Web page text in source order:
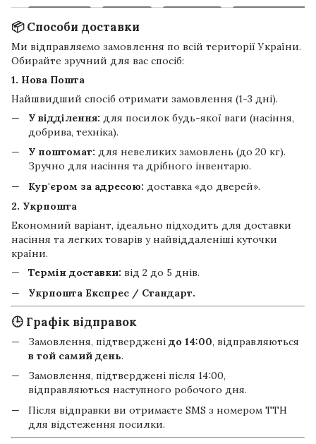
📦 Способи доставки
Ми відправляємо замовлення по всій території України.
Обирайте зручний для вас спосіб:
1. Нова Пошта
Найшвидший спосіб отримати замовлення (1-3 дні).
У відділення: для посилок будь-якої ваги (насіння,
добрива, техніка).
У поштомат: для невеликих замовлень (до 20 кг).
Зручно для насіння та дрібного інвентарю.
Кур'єром за адресою: доставка «до дверей».
2. Укрпошта
Економний варіант, ідеально підходить для доставки
насіння та легких товарів у найвіддаленіші куточки
країни.
Термін доставки: від 2 до 5 днів.
Укрпошта Експрес / Стандарт.
🕒 Графік відправок
Замовлення, підтверджені до 14:00, відправляються
в той самий день.
Замовлення, підтверджені після 14:00,
відправляються наступного робочого дня.
Після відправки ви отримаєте SMS з номером ТТН
для відстеження посилки.